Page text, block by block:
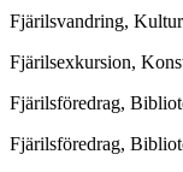
Fjärilsvandring,
Fjärilsexkursion,
Fjärilsföredrag,
Fjärilsföredrag,